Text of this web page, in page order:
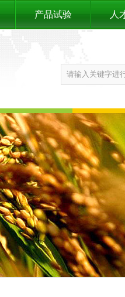
产品试验 人